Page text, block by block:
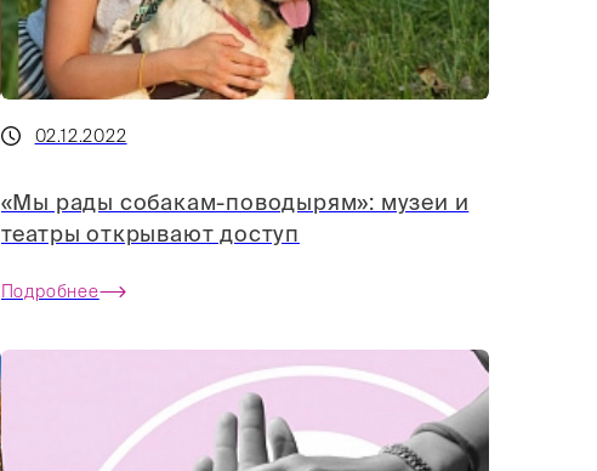
02.12.2022
«Мы рады собакам-поводырям»: музеи и
театры открывают доступ
Подробнее